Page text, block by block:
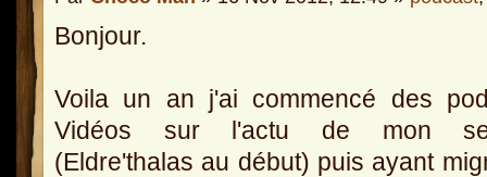
Bonjour.
Voila un an j'ai commencé des
Vidéos sur l'actu de mon
(Eldre'thalas au début) puis ayant